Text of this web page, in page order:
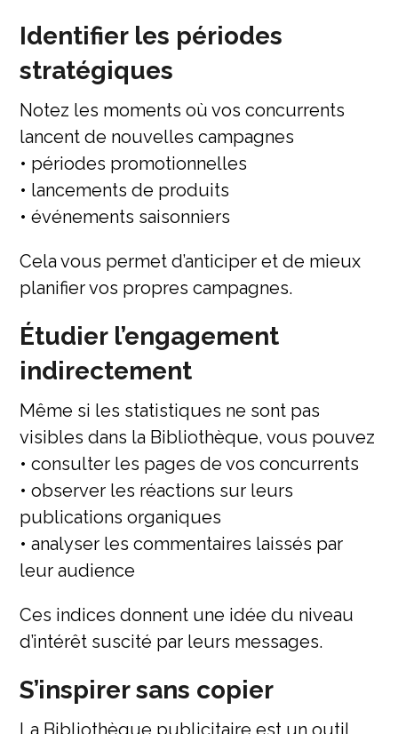
Identifier les périodes
stratégiques
Notez les moments où vos concurrents
lancent de nouvelles campagnes
• périodes promotionnelles
• lancements de produits
• événements saisonniers
Cela vous permet d’anticiper et de mieux
planifier vos propres campagnes.
Étudier l’engagement
indirectement
Même si les statistiques ne sont pas
visibles dans la Bibliothèque, vous pouvez
• consulter les pages de vos concurrents
• observer les réactions sur leurs
publications organiques
• analyser les commentaires laissés par
leur audience
Ces indices donnent une idée du niveau
d’intérêt suscité par leurs messages.
S’inspirer sans copier
La Bibliothèque publicitaire est un outil